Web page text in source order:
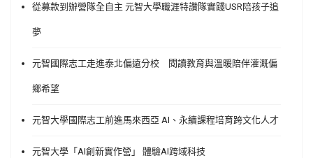
從募款到辦營隊全自主 元智大學職涯特讚隊實踐USR陪孩子追
夢
元智國際志工走進泰北偏遠分校 閱讀教育與溫暖陪伴灌溉偏
鄉希望
元智大學國際志工前進馬來西亞 AI、永續課程培育跨文化人才
元智大學「AI創新實作營」 體驗AI跨域科技